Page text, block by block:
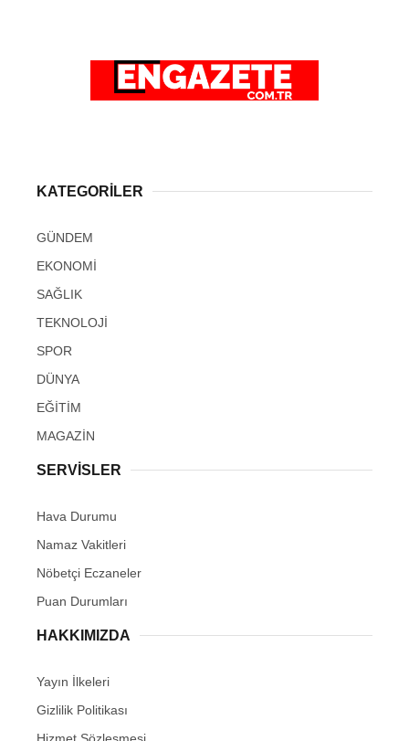
KATEGORİLER
GÜNDEM
EKONOMİ
SAĞLIK
TEKNOLOJİ
SPOR
DÜNYA
EĞİTİM
MAGAZİN
SERVİSLER
Hava Durumu
Namaz Vakitleri
Nöbetçi Eczaneler
Puan Durumları
HAKKIMIZDA
Yayın İlkeleri
Gizlilik Politikası